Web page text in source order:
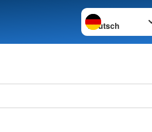
Sprache wechseln zu